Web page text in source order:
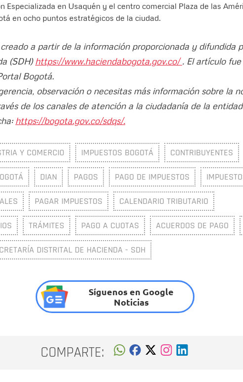
Especializada en Usaquén y el centro comercial Plaza de las
en ocho puntos estratégicos de la ciudad.
a partir de la información proporcionada y difundida
(SDH) https://www.haciendabogota.gov.co/. El artículo
Bogotá.
observación o necesitas más información sobre la
de los canales de atención a la ciudadanía de la
https://bogota.gov.co/sdqs/.
Y COMERCIO IMPUESTOS BOGOTÁ CONTRIBUYENTES
DIAN PAGOS PAGO DE IMPUESTOS
PAGAR IMPUESTOS CALENDARIO TRIBUTARIO
TRÁMITES PAGO A CUOTAS ACUERDOS DE PAGO
DISTRITAL DE HACIENDA - SDH
Síguenos en Google
Noticias
COMPARTE: